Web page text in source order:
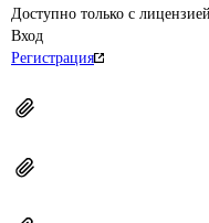
Доступно только с
Вход
Регистрация